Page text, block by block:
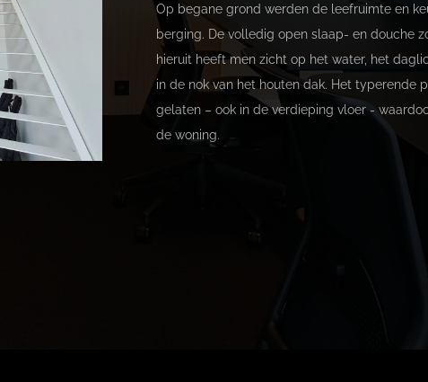
Op begane grond werden de leefruimte en
berging. De volledig open slaap- en douche
hieruit heeft men zicht op het water, het
in de nok van het houten dak. Het typerende
gelaten – ook in de verdieping vloer -
de woning.